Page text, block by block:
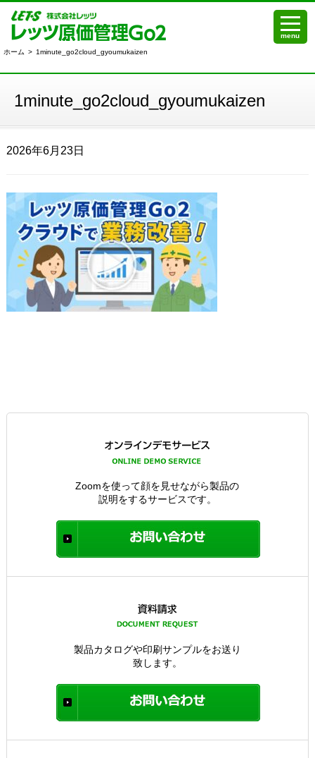
menu
ホーム > 1minute_go2cloud_gyoumukaizen
1minute_go2cloud_gyoumukaizen
2026年6月23日
Zoomを使って顔を見せながら製品の
説明をするサービスです。
製品カタログや印刷サンプルをお送り
致します。